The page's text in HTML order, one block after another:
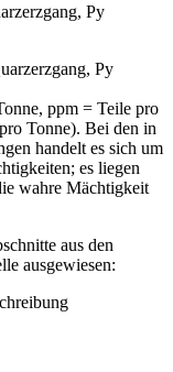
Py
Py
ppm = Teile pro
Tonne). Bei den in
handelt es sich um
es liegen
wahre Mächtigkeit
aus den
ausgewiesen: